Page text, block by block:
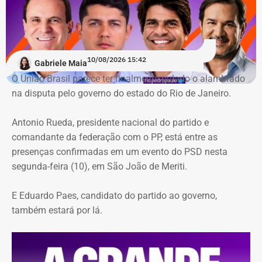
legalidade da transformação da Gram em VPNI e os
efeitos da medida para inativos e pensionistas. Os autos
seguem agora para a CAR, responsável pela análise
técnica do recurso.
Gabriele Maia10/08/2026 15:42
O União Brasil parece ter finalmente pulado o alambrado
na disputa pelo governo do estado do Rio de Janeiro.
Antonio Rueda, presidente nacional do partido e
comandante da federação com o PP, está entre as
presenças confirmadas em um evento do PSD nesta
segunda-feira (10), em São João de Meriti.
E Eduardo Paes, candidato do partido ao governo,
também estará por lá.